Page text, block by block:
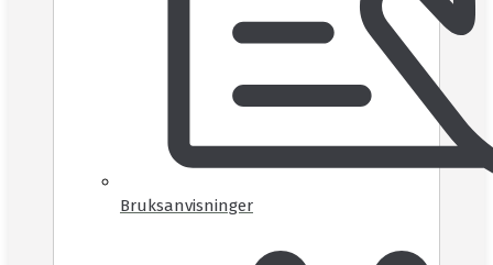
Bruksanvisninger